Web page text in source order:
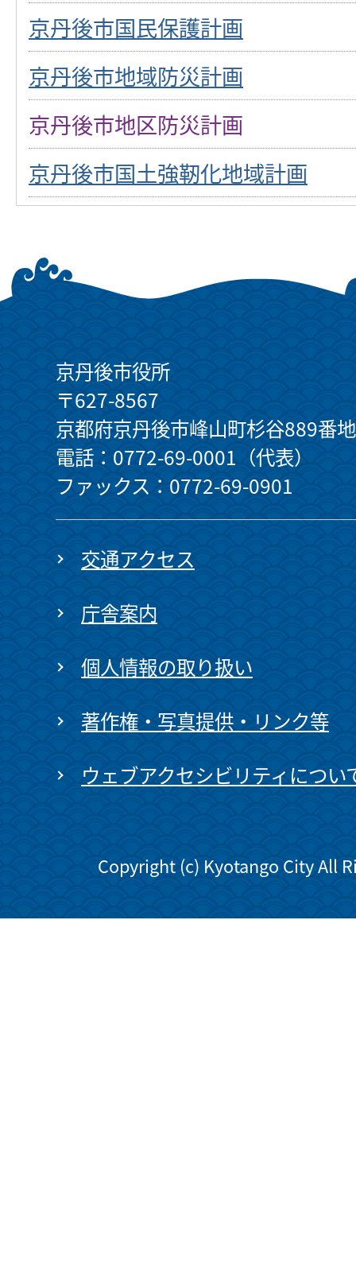
京丹後市国民保護計画
京丹後市地域防災計画
京丹後市地区防災計画
京丹後市国土強靭化地域計画
京丹後市役所
〒627-8567
京都府京丹後市峰山町杉谷889番地
電話：0772-69-0001（代表）
ファックス：0772-69-0901
交通アクセス
庁舎案内
個人情報の取り扱い
著作権・写真提供・リンク等
ウェブアクセシビリティについ
Copyright (c) Kyotango City All